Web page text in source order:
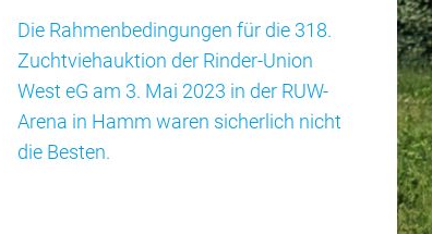
Die Rahmenbedingungen für die 318.
Zuchtviehauktion der Rinder-Union
West eG am 3. Mai 2023 in der RUW-
Arena in Hamm waren sicherlich nicht
die Besten.